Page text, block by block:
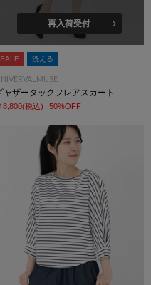
再入荷受付
SALE 洗える
ャザータックフレアスカート
8,800(税込) 50%OFF